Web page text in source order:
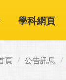
學科網頁
頁 公告訊息